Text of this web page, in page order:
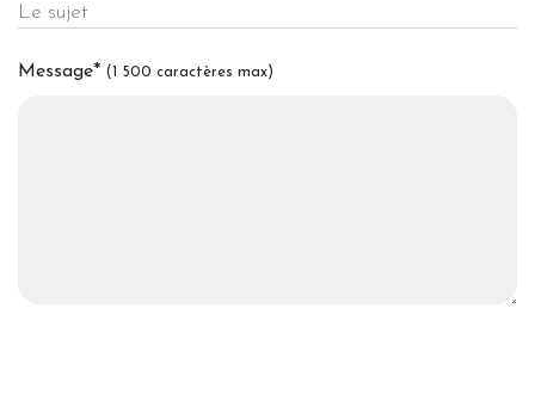
Le sujet
Message* (1 500 caractères max)